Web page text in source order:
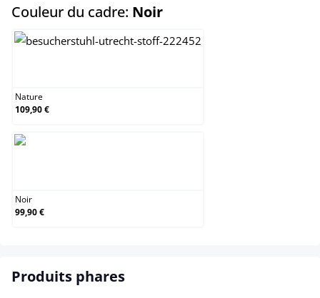
Couleur du cadre: Noirselect
Nature
109,90 €
Noir
99,90 €
Produits phares